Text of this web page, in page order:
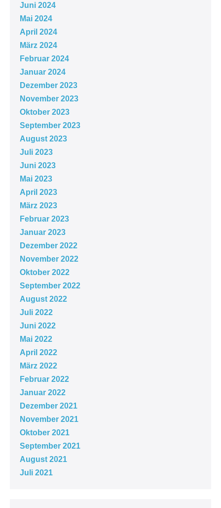
Juni 2024
Mai 2024
April 2024
März 2024
Februar 2024
Januar 2024
Dezember 2023
November 2023
Oktober 2023
September 2023
August 2023
Juli 2023
Juni 2023
Mai 2023
April 2023
März 2023
Februar 2023
Januar 2023
Dezember 2022
November 2022
Oktober 2022
September 2022
August 2022
Juli 2022
Juni 2022
Mai 2022
April 2022
März 2022
Februar 2022
Januar 2022
Dezember 2021
November 2021
Oktober 2021
September 2021
August 2021
Juli 2021